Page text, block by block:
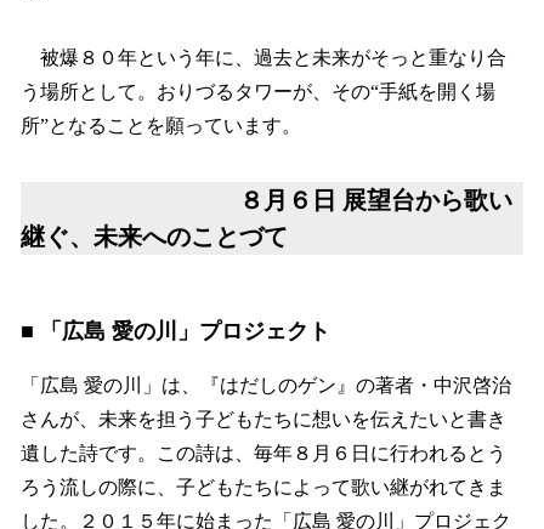
被爆８０年という年に、過去と未来がそっと重なり合
う場所として。おりづるタワーが、その“手紙を開く場
所”となることを願っています。
８月６日 展望台から歌い
継ぐ、未来へのことづて
■ 「広島 愛の川」プロジェクト
「広島 愛の川」は、『はだしのゲン』の著者・中沢啓治
さんが、未来を担う子どもたちに想いを伝えたいと書き
遺した詩です。この詩は、毎年８月６日に行われるとう
ろう流しの際に、子どもたちによって歌い継がれてきま
した。２０１５年に始まった「広島 愛の川」プロジェク